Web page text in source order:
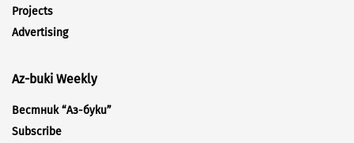
Projects
Advertising
Az-buki Weekly
Вестник “Аз-буки”
Subscribe